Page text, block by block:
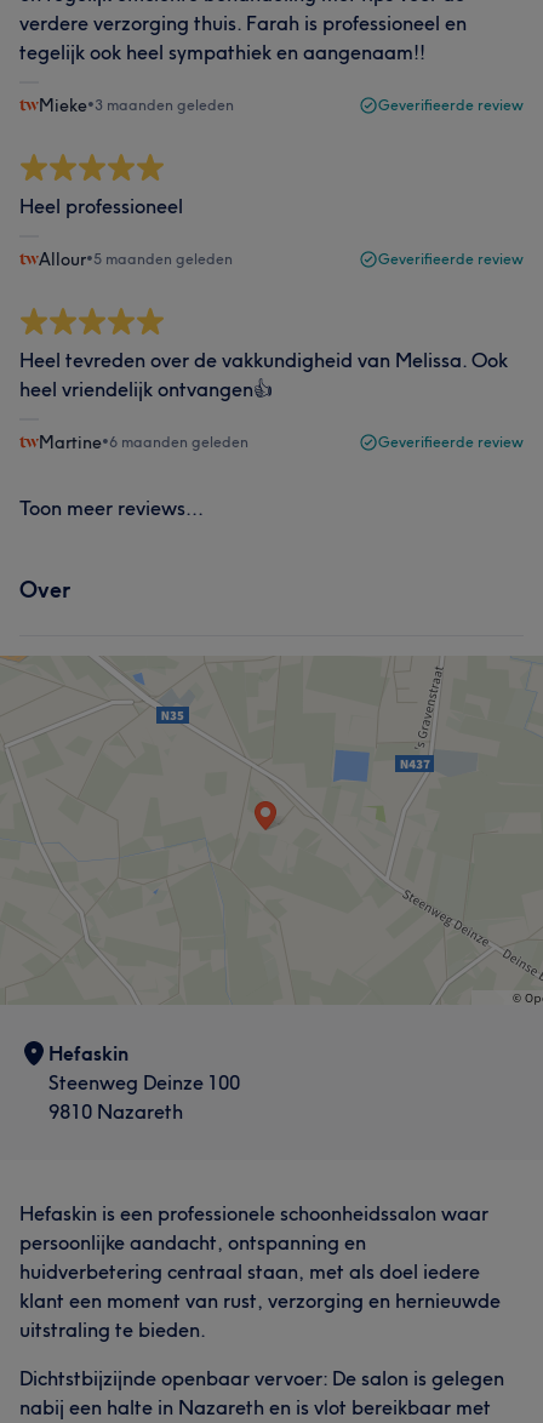
verdere verzorging thuis. Farah is professioneel en
tegelijk ook heel sympathiek en aangenaam!!
Mieke•3 maanden geleden Geverifieerde review
Heel professioneel
Allour•5 maanden geleden Geverifieerde review
Heel tevreden over de vakkundigheid van Melissa. Ook
heel vriendelijk ontvangen👍
Martine•6 maanden geleden Geverifieerde review
Toon meer reviews...
Over
Hefaskin
Steenweg Deinze 100
9810 Nazareth
Hefaskin is een professionele schoonheidssalon waar
persoonlijke aandacht, ontspanning en
huidverbetering centraal staan, met als doel iedere
klant een moment van rust, verzorging en hernieuwde
uitstraling te bieden.
Dichtstbijzijnde openbaar vervoer: De salon is gelegen
nabij een halte in Nazareth en is vlot bereikbaar met